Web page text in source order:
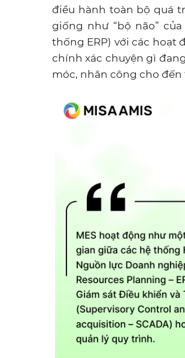
điều hành toàn bộ quá
giống như “bộ não”
thống ERP) với các hoạt
chính xác chuyện gì
móc, nhân công cho